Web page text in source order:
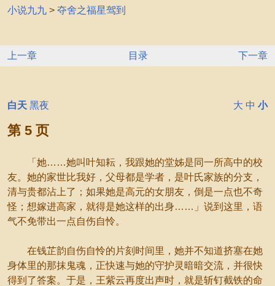
小说九九 > 夺舍之福星驾到
上一章 目录 下一章
白天 黑夜 大 中 小
第 5 页
「她……她叫叶知耘，我跟她的堂姊是同一所高中的校
友。她的家世比我好，父母都是学者，是叶氏家族的分支，
清与贵都沾上了；如果她是高元的女朋友，倒是一点也不奇
怪；想嫁进高家，就得是她这样的出身……」说到这里，语
气不免带出一点自伤自怜。
在钱芷韵自伤自怜的片刻时间里，她并不知道挤塞在她
身体里的那抹鬼魂，正快速与她的守护灵暗暗交流，并很快
得到了答案。于是，王紫云再度出声时，就是斩钉截铁的命